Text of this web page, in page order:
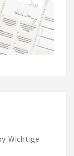
Wichtige